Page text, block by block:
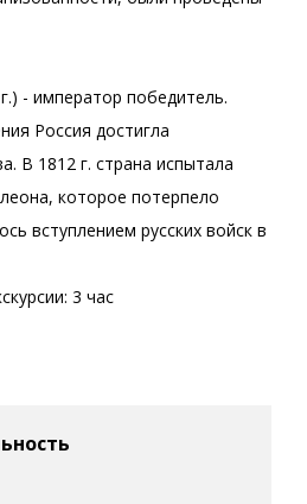
- император победитель.
Россия достигла
В 1812 г. страна испытала
которое потерпело
вступлением русских войск в
3 час